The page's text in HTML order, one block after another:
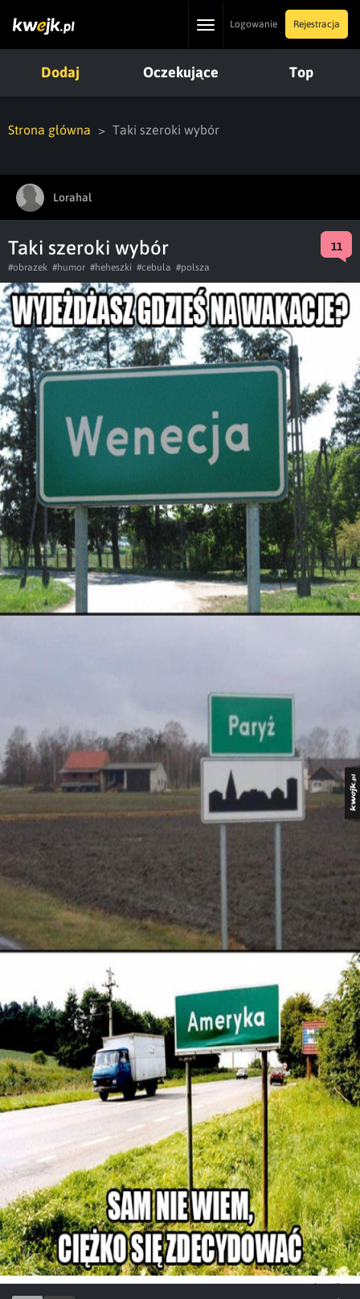
ToggleLogowanie Rejestracja
Dodaj Oczekujące Top
Strona główna Taki szeroki wybór
Lorahal
Taki szeroki wybór 11
#obrazek #humor #heheszki #cebula #polsza